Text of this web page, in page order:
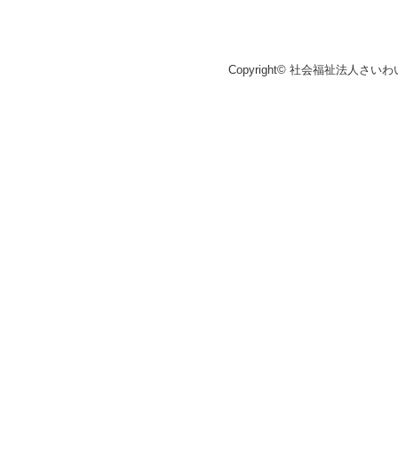
Copyright© 社会福祉法人さい